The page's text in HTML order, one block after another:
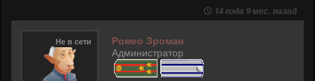
14 года 9 мес. назад
Не в сети
Ромео Зроман
Администратор